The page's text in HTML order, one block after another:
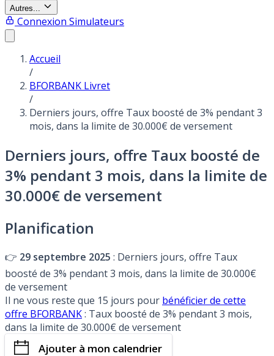
Autres...
Connexion Simulateurs
Accueil
/
BFORBANK Livret
/
Derniers jours, offre Taux boosté de 3% pendant 3
mois, dans la limite de 30.000€ de versement
Derniers jours, offre Taux boosté de
3% pendant 3 mois, dans la limite de
30.000€ de versement
Planification
👉 29 septembre 2025 : Derniers jours, offre Taux
boosté de 3% pendant 3 mois, dans la limite de 30.000€
de versement
Il ne vous reste que 15 jours pour bénéficier de cette
offre BFORBANK: Taux boosté de 3% pendant 3 mois,
dans la limite de 30.000€ de versement
Ajouter à mon calendrier